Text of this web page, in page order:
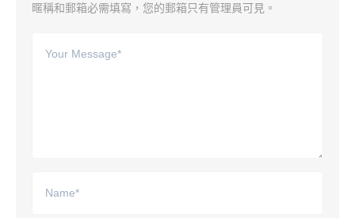
暱稱和郵箱必需填寫，您的郵箱只有管理員可見。